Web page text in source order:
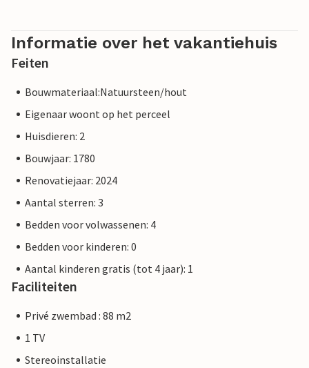
Informatie over het vakantiehuis
Feiten
Bouwmateriaal:Natuursteen/hout
Eigenaar woont op het perceel
Huisdieren: 2
Bouwjaar: 1780
Renovatiejaar: 2024
Aantal sterren: 3
Bedden voor volwassenen: 4
Bedden voor kinderen: 0
Aantal kinderen gratis (tot 4 jaar): 1
Faciliteiten
Privé zwembad : 88 m2
1 TV
Stereoinstallatie